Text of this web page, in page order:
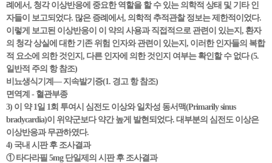
례에서, 청각 이상반응에 중요한 역할을 할 수 있는 의학적 상태 및 기타 인
자들이 보고되었다. 많은 증례에서, 의학적 추적관찰 정보는 제한적이었다.
이렇게 보고된 이상반응이 이 약의 사용과 직접적으로 관련이 있는지, 환자
의 청각 상실에 대한 기존 위험 인자와 관련이 있는지, 이러한 인자들의 복합
적 요소에 의한 것인지, 다른 인자에 의한 것인지 여부는 확인할 수 없다 (5.
일반적 주의 항 참조)
비뇨생식기계— 지속발기증(1. 경고 항 참조)
면역계 - 혈관부종
3) 이 약 1일 1회 투여시 심전도 이상와 일차성 동서맥(Primarily sinus
bradycardia)이 위약군보다 약간 높게 발현되었다. 대부분의 심전도 이상은
이상반응과 무관하였다.
4) 국내 시판 후 조사결과
① 타다라필 5mg 단일제의 시판 후 조사결과